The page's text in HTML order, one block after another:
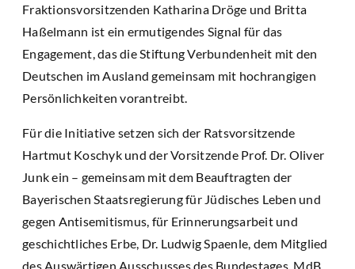
Fraktionsvorsitzenden Katharina Dröge und Britta
Haßelmann ist ein ermutigendes Signal für das
Engagement, das die Stiftung Verbundenheit mit den
Deutschen im Ausland gemeinsam mit hochrangigen
Persönlichkeiten vorantreibt.
Für die Initiative setzen sich der Ratsvorsitzende
Hartmut Koschyk und der Vorsitzende Prof. Dr. Oliver
Junk ein – gemeinsam mit dem Beauftragten der
Bayerischen Staatsregierung für Jüdisches Leben und
gegen Antisemitismus, für Erinnerungsarbeit und
geschichtliches Erbe, Dr. Ludwig Spaenle, dem Mitglied
des Auswärtigen Ausschusses des Bundestages, MdB